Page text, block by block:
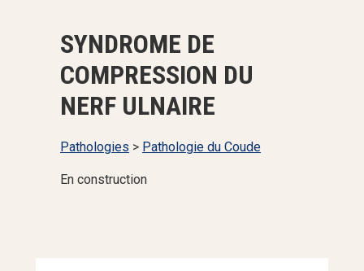
SYNDROME DE
COMPRESSION DU
NERF ULNAIRE
Pathologies > Pathologie du Coude
En construction